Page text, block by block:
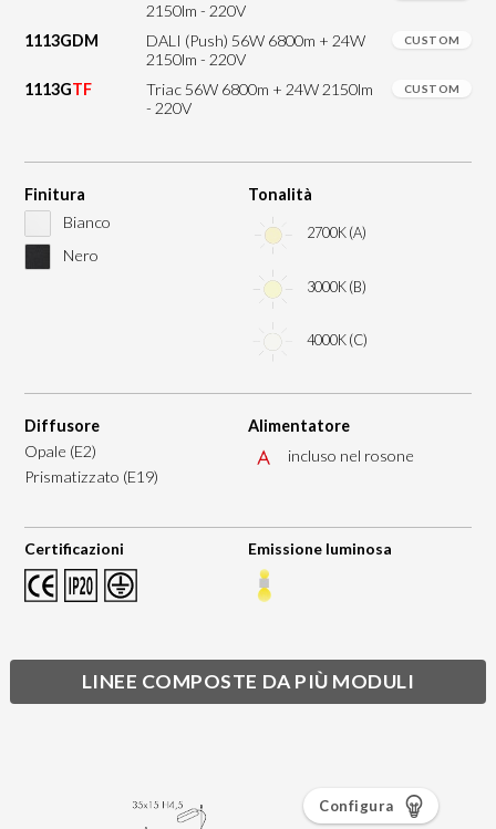
2150lm - 220V
1113GDM
DALI (Push) 56W 6800m + 24W
2150lm - 220V
CUSTOM
1113GTF
Triac 56W 6800m + 24W 2150lm
- 220V
CUSTOM
Finitura
Bianco
Nero
Tonalità
2700K (A)
3000K (B)
4000K (C)
Diffusore
Opale (E2)
Prismatizzato (E19)
Alimentatore
incluso nel rosone
Certificazioni Emissione luminosa
LINEE COMPOSTE DA PIÙ MODULI
Configura